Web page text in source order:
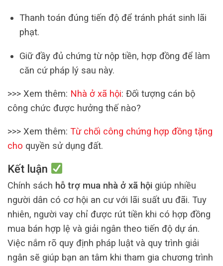
Thanh toán đúng tiến độ để tránh phát sinh lãi
phạt.
Giữ đầy đủ chứng từ nộp tiền, hợp đồng để làm
căn cứ pháp lý sau này.
>>> Xem thêm: Nhà ở xã hội: Đối tượng cán bộ
công chức được hưởng thế nào?
>>> Xem thêm: Từ chối công chứng hợp đồng tặng
cho quyền sử dụng đất.
Kết luận
Chính sách hỗ trợ mua nhà ở xã hội giúp nhiều
người dân có cơ hội an cư với lãi suất ưu đãi. Tuy
nhiên, người vay chỉ được rút tiền khi có hợp đồng
mua bán hợp lệ và giải ngân theo tiến độ dự án.
Việc nắm rõ quy định pháp luật và quy trình giải
ngân sẽ giúp bạn an tâm khi tham gia chương trình